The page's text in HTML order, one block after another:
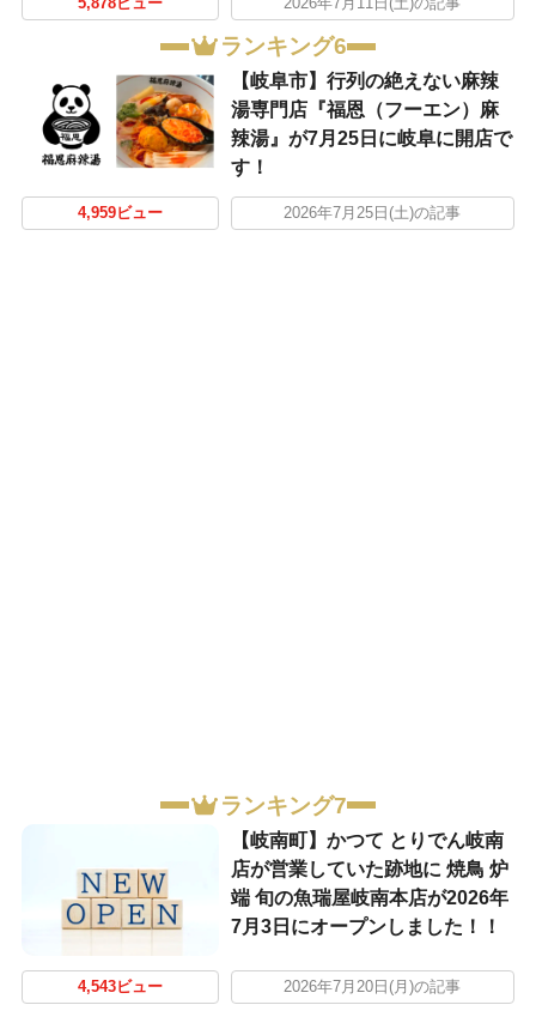
ランキング6
【岐阜市】行列の絶えない麻辣
湯専門店『福恩（フーエン）麻
辣湯』が7月25日に岐阜に開店で
す！
4,959ビュー 2026年7月25日(土)の記事
ランキング7
【岐南町】かつて とりでん岐南
店が営業していた跡地に 焼鳥 炉
端 旬の魚瑞屋岐南本店が2026年
7月3日にオープンしました！！
4,543ビュー 2026年7月20日(月)の記事